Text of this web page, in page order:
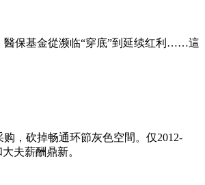
醫保基金從濒临“穿底”到延续红利……這
，砍掉畅通环節灰色空間。仅2012-
夫薪酬鼎新。